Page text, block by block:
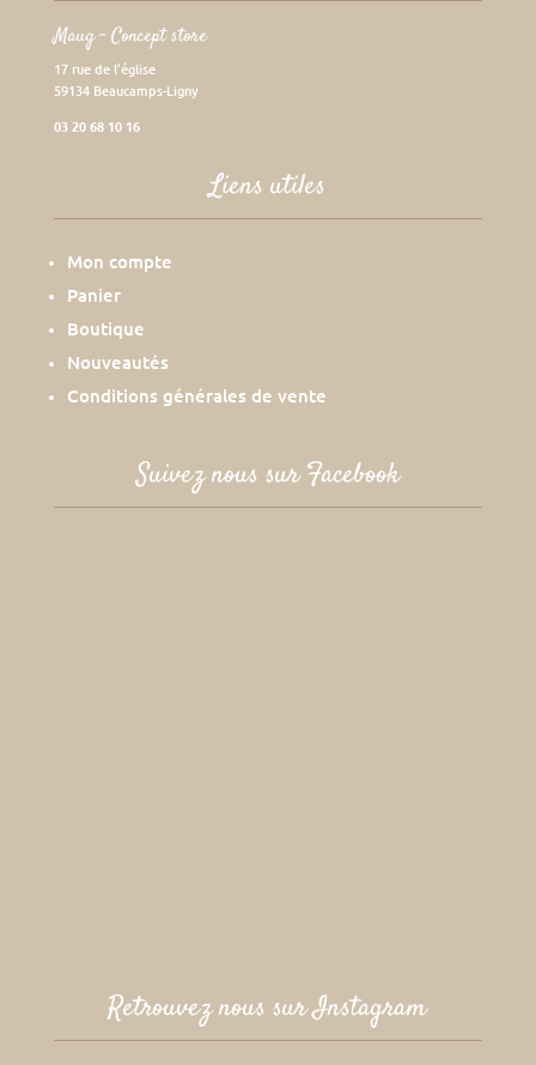
Maug – Concept store
17 rue de l’église
59134 Beaucamps-Ligny
03 20 68 10 16
Liens utiles
Mon compte
Panier
Boutique
Nouveautés
Conditions générales de vente
Suivez nous sur Facebook
Retrouvez nous sur Instagram